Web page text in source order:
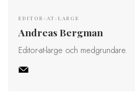
EDITOR-AT-LARGE
Andreas Bergman
Editor-at-large och medgrundare.